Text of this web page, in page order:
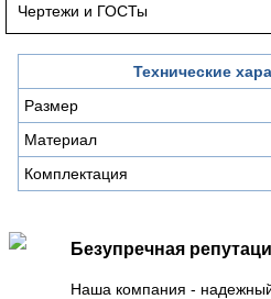
Чертежи и ГОСТы
Технические
Размер
Материал
Комплектация
Безупречная
Наша компания -